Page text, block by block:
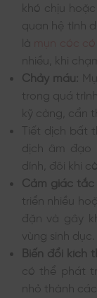
khó chịu
quan hệ tình
là
nhiều, khi
Chảy máu:
trong quá
kỹ càng, cẩn
Tiết dịch bất
dịch âm đạo
dính, đôi khi
Cảm giác tắc
triển nhiều
đặn và gây
vùng sinh dục.
Biến đổi kích
có thể phát
nhỏ thành